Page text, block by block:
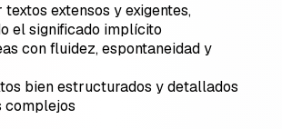
extensos y exigentes,
el significado implícito
con fluidez, espontaneidad y
bien estructurados y detallados
complejos